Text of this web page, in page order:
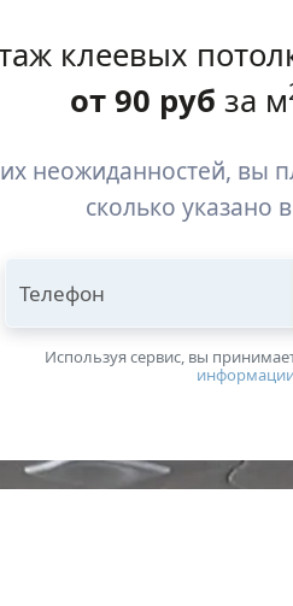
клеевых
от 90 руб за м
неожиданностей, вы
сколько указано
Телефон
Используя сервис, вы